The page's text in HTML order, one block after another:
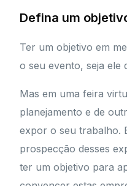
Defina um
Ter um objetivo em
o seu evento, seja ele
Mas em uma feira
planejamento e de
expor o seu trabalho.
prospecção desses
ter um objetivo para